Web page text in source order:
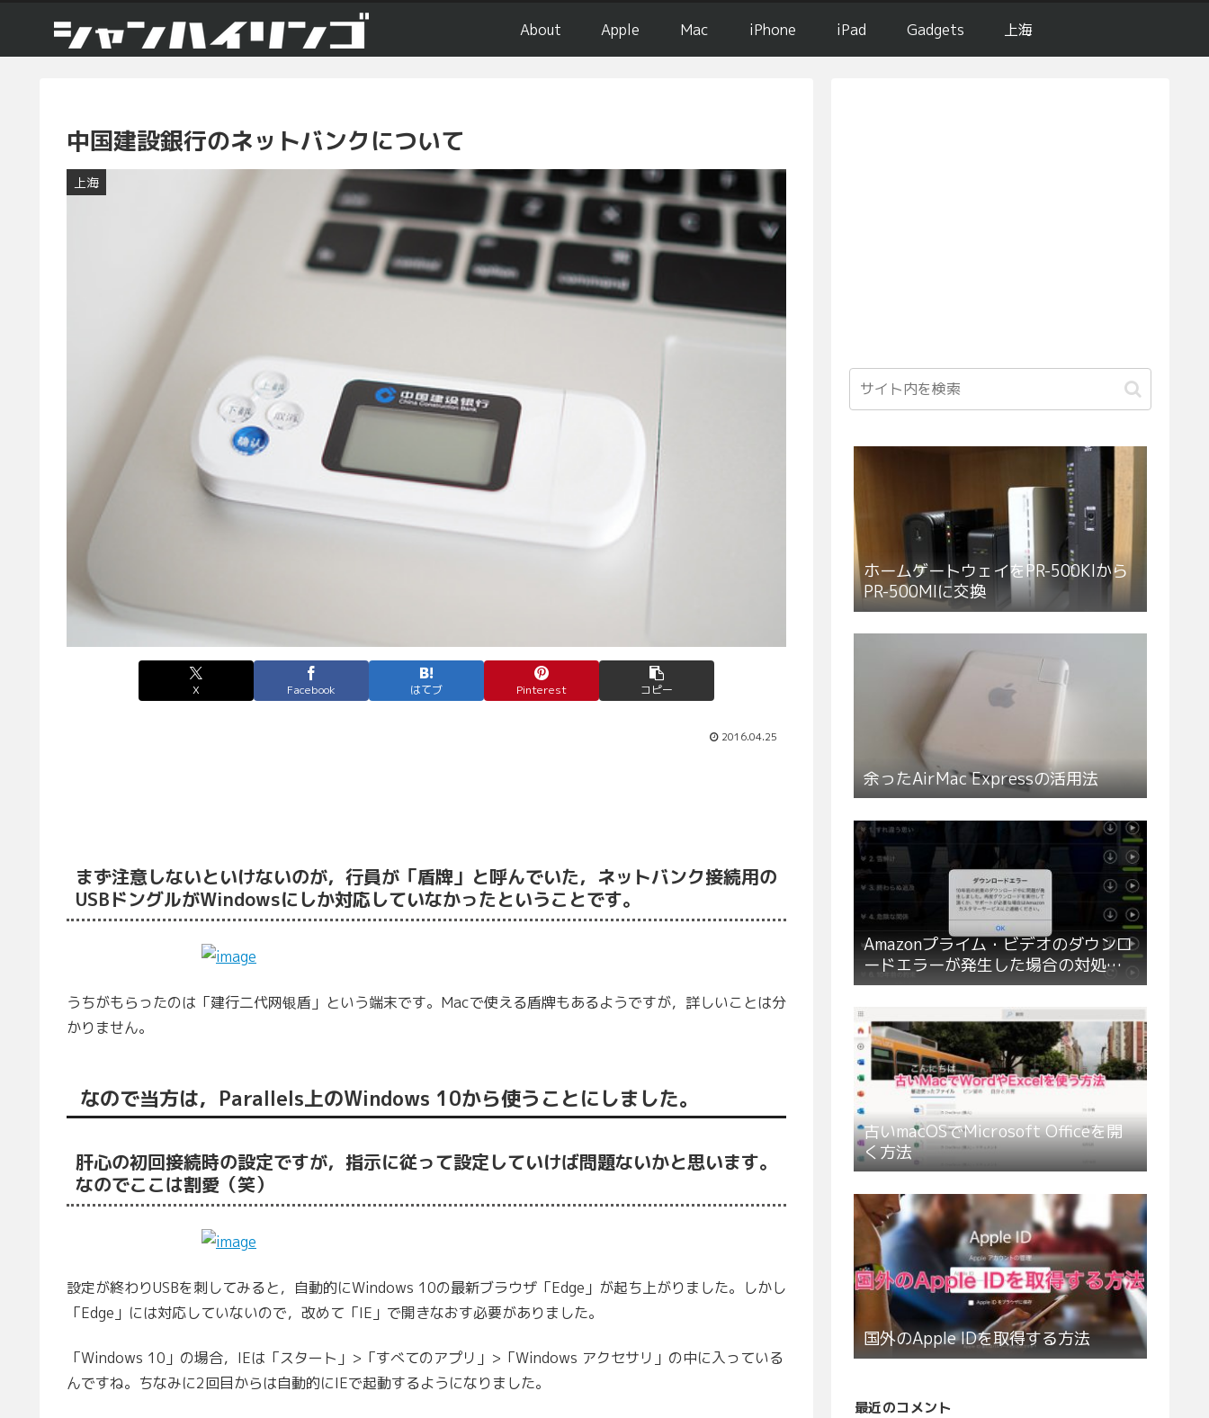
About Apple Mac iPhone iPad Gadgets 上海
中国建設銀行のネットバンクについて
上海
X Facebook はてブ Pinterest コピー
2016.04.25
まず注意しないといけないのが，行員が「盾牌」と呼んでいた，ネットバンク接続用の
USBドングルがWindowsにしか対応していなかったということです。
うちがもらったのは「建行二代网银盾」という端末です。Macで使える盾牌もあるようですが，詳しいことは分
かりません。
なので当方は，Parallels上のWindows 10から使うことにしました。
肝心の初回接続時の設定ですが，指示に従って設定していけば問題ないかと思います。
なのでここは割愛（笑）
設定が終わりUSBを刺してみると，自動的にWindows 10の最新ブラウザ「Edge」が起ち上がりました。しかし
「Edge」には対応していないので，改めて「IE」で開きなおす必要がありました。
「Windows 10」の場合，IEは「スタート」>「すべてのアプリ」>「Windows アクセサリ」の中に入っている
んですね。ちなみに2回目からは自動的にIEで起動するようになりました。
ホームゲートウェイをPR-500KIから
PR-500MIに交換
余ったAirMac Expressの活用法
Amazonプライム・ビデオのダウンロ
ードエラーが発生した場合の対処方
法
古いmacOSでMicrosoft Officeを開
く方法
国外のApple IDを取得する方法
最近のコメント